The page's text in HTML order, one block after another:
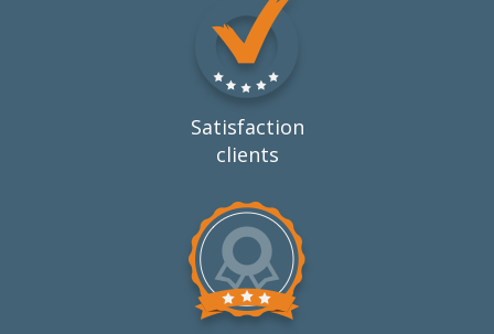
Satisfaction
clients